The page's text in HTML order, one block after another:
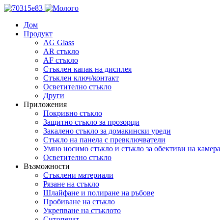
Дом
Продукт
AG Glass
AR стъкло
AF стъкло
Стъклен капак на дисплея
Стъклен ключ/контакт
Осветително стъкло
Други
Приложения
Покривно стъкло
Защитно стъкло за прозорци
Закалено стъкло за домакински уреди
Стъкло на панела с превключватели
Умно носимо стъкло и стъкло за обективи на
Осветително стъкло
Възможности
Стъклени материали
Рязане на стъкло
Шлайфане и полиране на ръбове
Пробиване на стъкло
Укрепване на стъклото